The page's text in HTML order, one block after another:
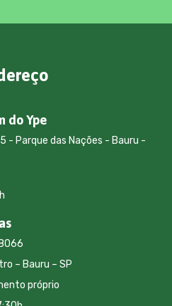
do Ype
- Parque das Nações - Bauru -
– Bauru – SP
próprio